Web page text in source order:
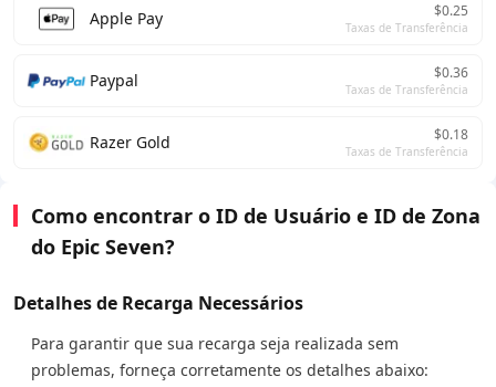
Apple Pay $0.25
Taxas de Transferência
Paypal $0.36
Taxas de Transferência
Razer Gold $0.18
Taxas de Transferência
Como encontrar o ID de Usuário e ID de Zona
do Epic Seven?
Detalhes de Recarga Necessários
Para garantir que sua recarga seja realizada sem
problemas, forneça corretamente os detalhes abaixo: